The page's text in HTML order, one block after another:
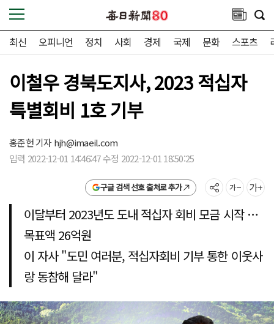
최신 오피니언 정치 사회 경제 국제 문화 스포츠
이철우 경북도지사, 2023 적십자
특별회비 1호 기부
홍준헌 기자hjh@imaeil.com
입력 2022-12-01 14:46:47 수정 2022-12-01 18:50:25
구글 검색 선호 출처로 추가
이달부터 2023년도 도내 적십자 회비 모금 시작 …
목표액 26억원
이 자사 "도민 여러분, 적십자회비 기부 통한 이웃사
랑 동참해 달라"